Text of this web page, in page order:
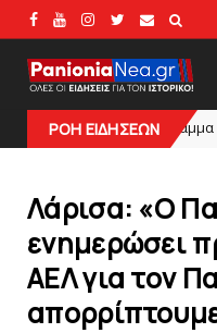
ΡΟΗ ΕΙΔΗΣΕΩΝ
στο
Λάρισα: «O
ενημερώσει
ΑΕΛ για τον